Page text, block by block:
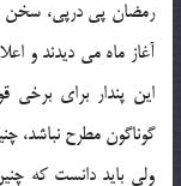
رمضان پي درپي، سخن
آغاز ماه مي ديدند و
اين پندار براي
گوناگون مطرح نباشد،
ولي بايد دانست كه